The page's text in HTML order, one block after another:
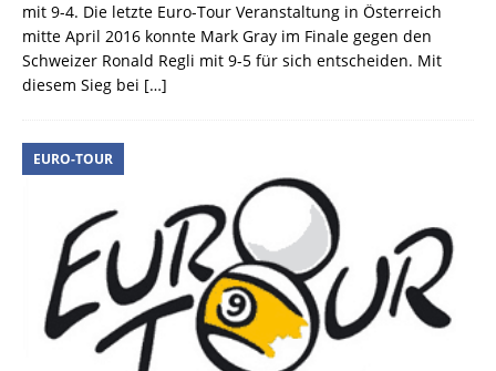
mit 9-4. Die letzte Euro-Tour Veranstaltung in Österreich
mitte April 2016 konnte Mark Gray im Finale gegen den
Schweizer Ronald Regli mit 9-5 für sich entscheiden. Mit
diesem Sieg bei […]
EURO-TOUR